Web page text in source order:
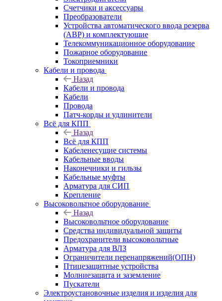
Счетчики и аксессуары
Преобразователи
Устройства автоматического ввода резерва
(АВР) и комплектующие
Телекоммуникационное оборудование
Пожарное оборудование
Токоприемники
Кабели и провода
Назад
Кабели и провода
Кабели
Провода
Патч-корды и удлинители
Всё для КПП
Назад
Всё для КПП
Кабеленесущие системы
Кабельные вводы
Наконечники и гильзы
Кабельные муфты
Арматура для СИП
Крепление
Высоковольтное оборудование
Назад
Высоковольтное оборудование
Средства индивидуальной защиты
Предохранители высоковольтные
Арматура для ВЛЗ
Ограничители перенапряжений(ОПН)
Птицезащитные устройства
Молниезащита и заземление
Пускатели
Электроустановочные изделия и изделия для